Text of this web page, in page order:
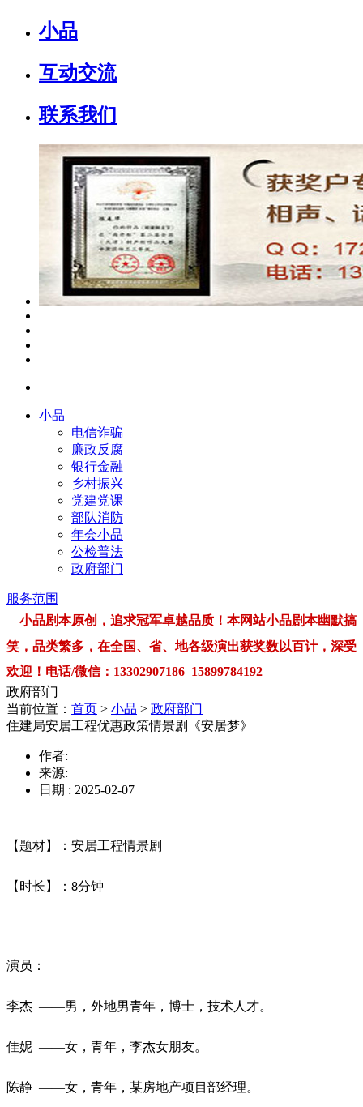
小品
互动交流
联系我们
小品
电信诈骗
廉政反腐
银行金融
乡村振兴
党建党课
部队消防
年会小品
公检普法
政府部门
服务范围
小品剧本原创，追求冠军卓越品质！本网站小品剧本幽默搞
笑，品类繁多，在全国、省、地各级演出获奖数以百计，深受
欢迎！电话/微信：13302907186 15899784192
政府部门
当前位置： 首页 > 小品 > 政府部门
住建局安居工程优惠政策情景剧《安居梦》
作者:
来源:
日期 : 2025-02-07
【题材】：安居工程情景剧
【时长】： 8分钟
演员：
李杰 ——男，外地男青年，博士，技术人才。
佳妮 ——女，青年，李杰女朋友。
陈静 ——女，青年，某房地产项目部经理。